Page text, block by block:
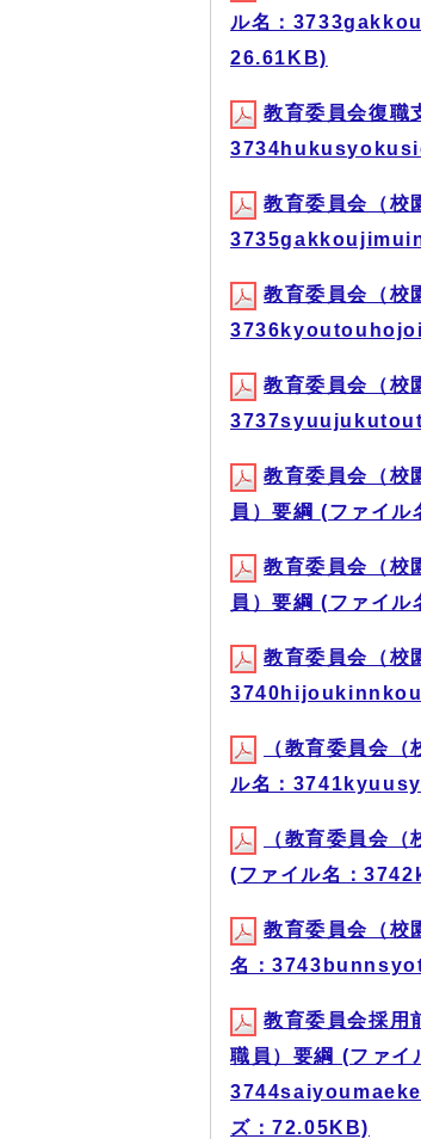
ル名：
26.61KB)
教育委員会復職
教育委員会（校
教育委員会（校
教育委員会（校
教育委員会（校
員）要綱 (ファイ
教育委員会（校
員）要綱 (ファイ
教育委員会（校
（教育委員会
ル名：
（教育委員会
(ファイル名：
教育委員会（校
名：
教育委員会採用
職員）要綱 (ファイ
ズ：72.05KB)